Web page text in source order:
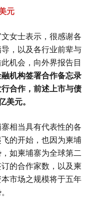
元
女士表示，很感谢各
，以及各行业前辈与
机会，向外界报告目
机构签署合作备忘录
合作，前述上市与债
美元。
相当具有代表性的各
的开始，也因为柬埔
如柬埔寨为全球第二
的合作家数，以及柬
市场之规模将于五年